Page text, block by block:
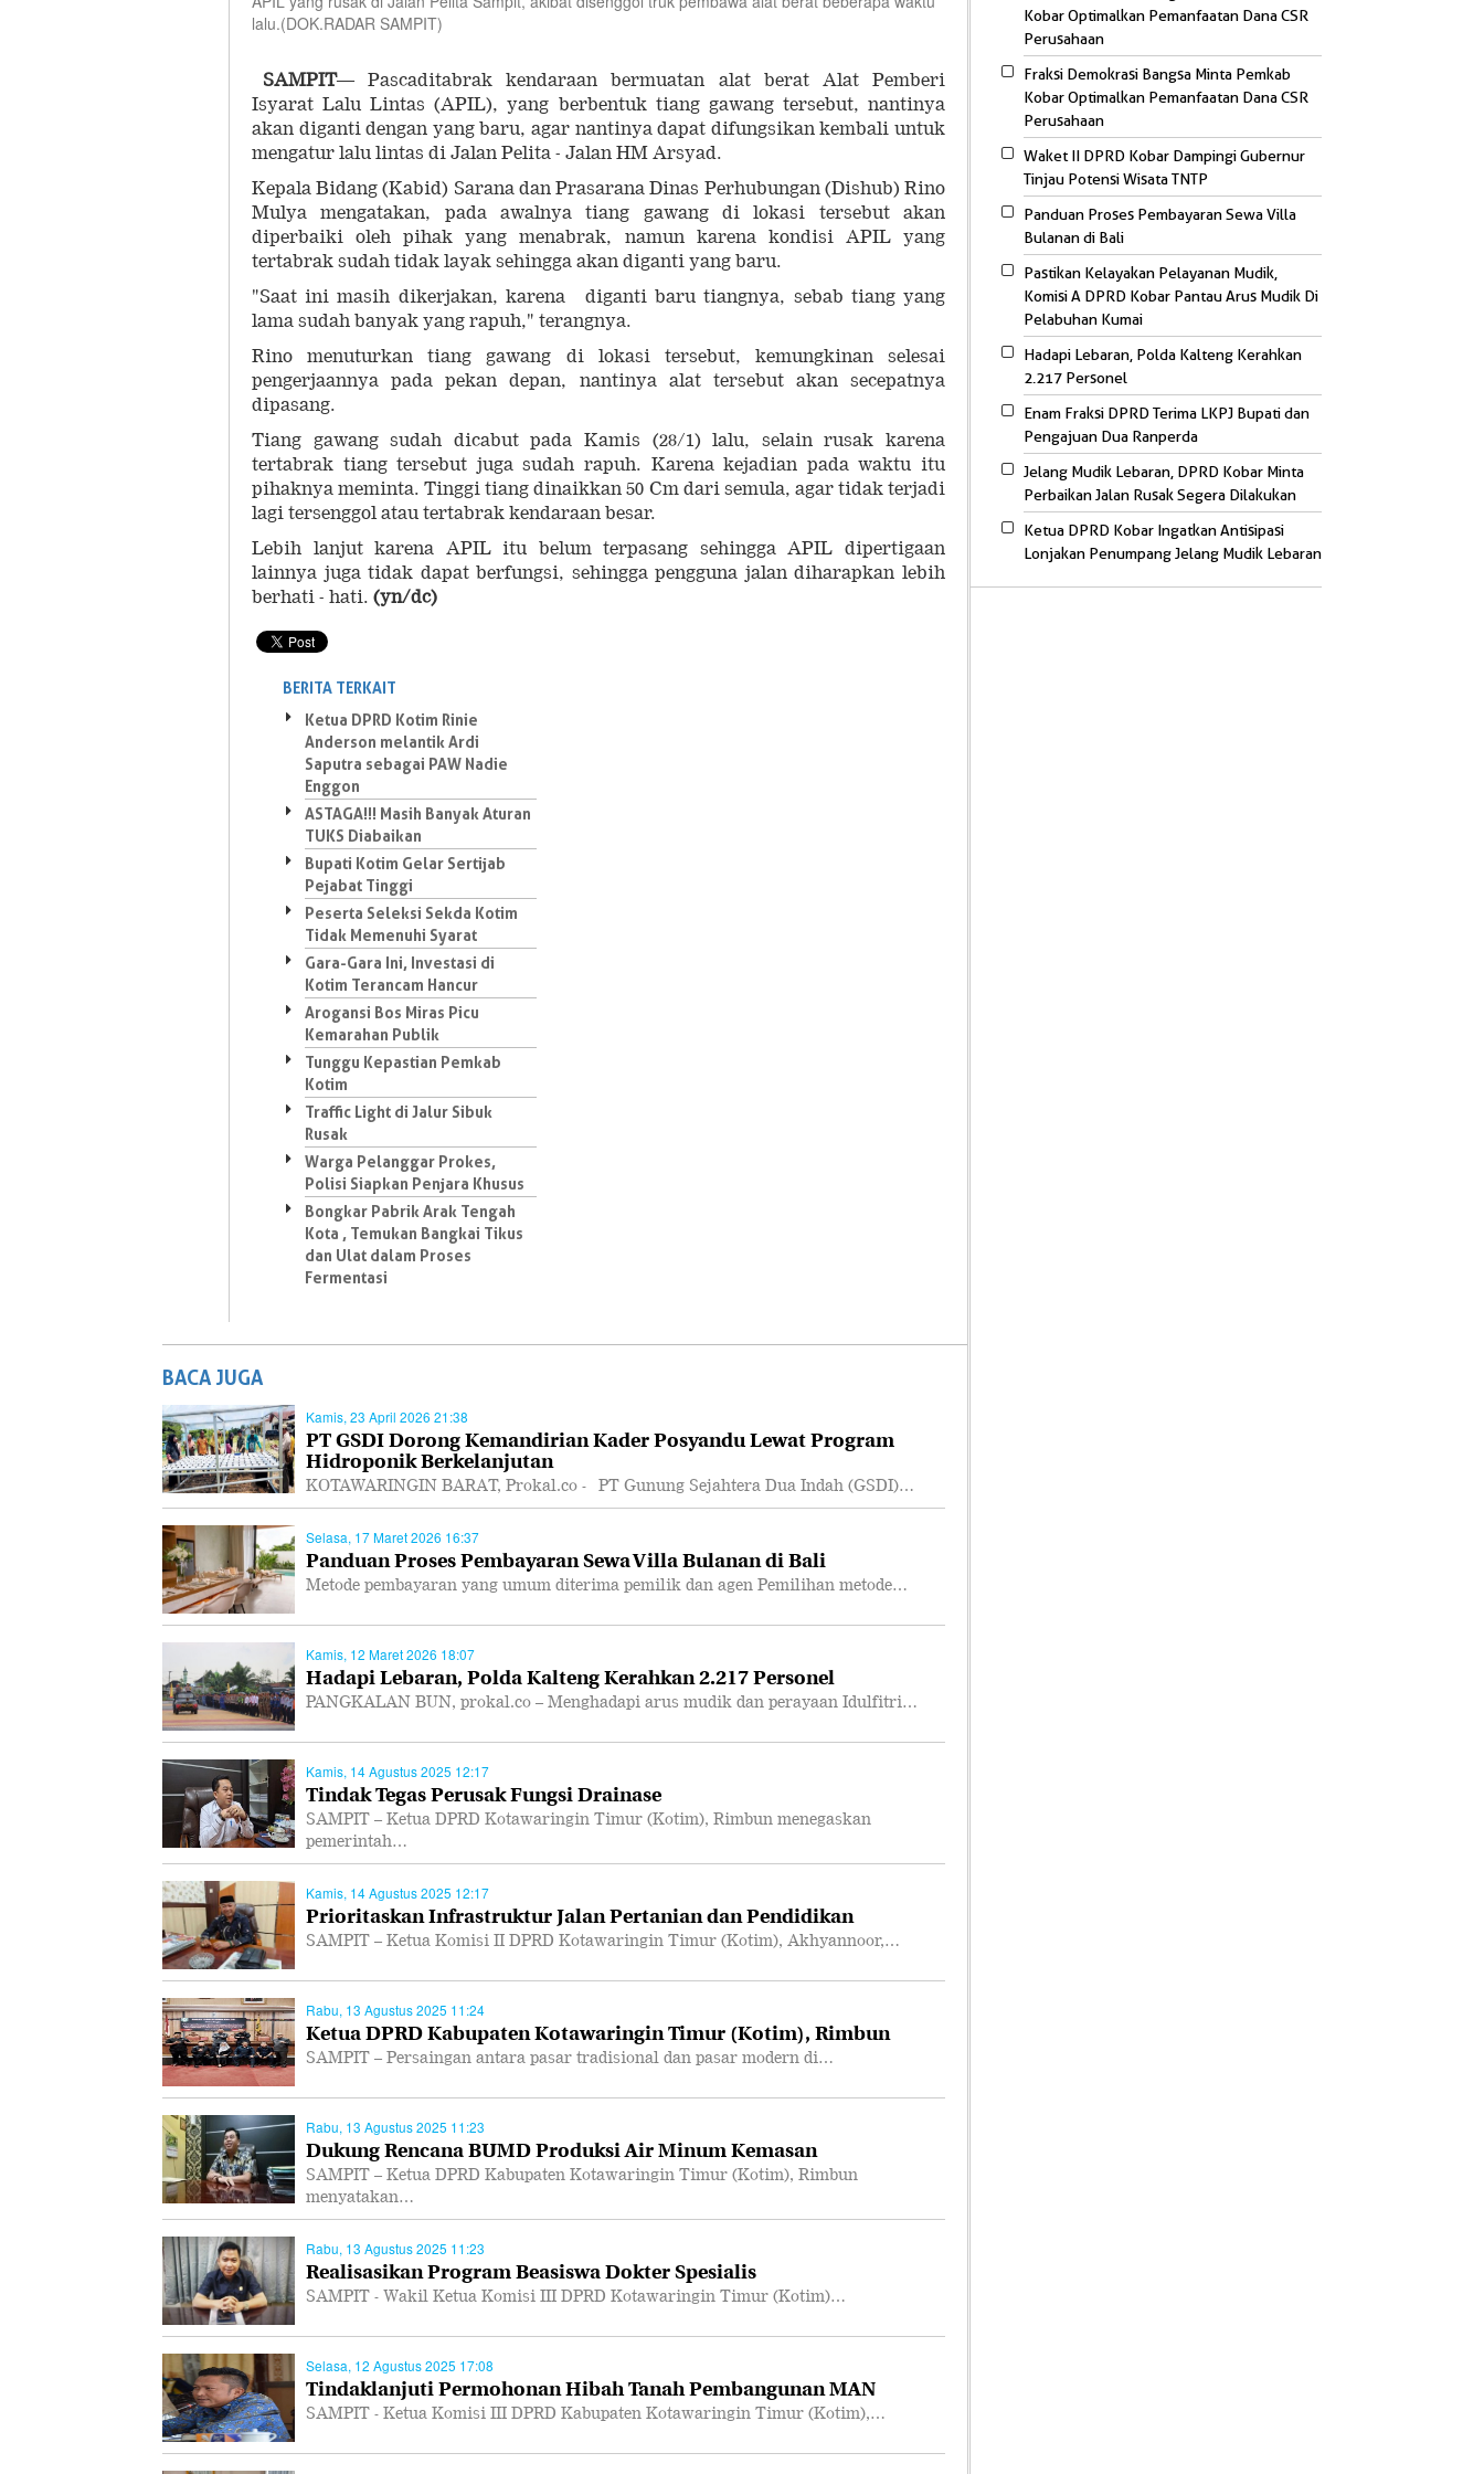
lalu.(DOK.RADAR SAMPIT)
SAMPIT— Pascaditabrak kendaraan bermuatan alat berat Alat Pemberi
Isyarat Lalu Lintas (APIL), yang berbentuk tiang gawang tersebut, nantinya
akan diganti dengan yang baru, agar nantinya dapat difungsikan kembali untuk
mengatur lalu lintas di Jalan Pelita - Jalan HM Arsyad.
Kepala Bidang (Kabid) Sarana dan Prasarana Dinas Perhubungan (Dishub) Rino
Mulya mengatakan, pada awalnya tiang gawang di lokasi tersebut akan
diperbaiki oleh pihak yang menabrak, namun karena kondisi APIL yang
tertabrak sudah tidak layak sehingga akan diganti yang baru.
"Saat ini masih dikerjakan, karena diganti baru tiangnya, sebab tiang yang
lama sudah banyak yang rapuh," terangnya.
Rino menuturkan tiang gawang di lokasi tersebut, kemungkinan selesai
pengerjaannya pada pekan depan, nantinya alat tersebut akan secepatnya
dipasang.
Tiang gawang sudah dicabut pada Kamis (28/1) lalu, selain rusak karena
tertabrak tiang tersebut juga sudah rapuh. Karena kejadian pada waktu itu
pihaknya meminta. Tinggi tiang dinaikkan 50 Cm dari semula, agar tidak terjadi
lagi tersenggol atau tertabrak kendaraan besar.
Lebih lanjut karena APIL itu belum terpasang sehingga APIL dipertigaan
lainnya juga tidak dapat berfungsi, sehingga pengguna jalan diharapkan lebih
berhati - hati. (yn/dc)
BERITA TERKAIT
Ketua DPRD Kotim Rinie
Anderson melantik Ardi
Saputra sebagai PAW Nadie
Enggon
ASTAGA!!! Masih Banyak Aturan
TUKS Diabaikan
Bupati Kotim Gelar Sertijab
Pejabat Tinggi
Peserta Seleksi Sekda Kotim
Tidak Memenuhi Syarat
Gara-Gara Ini, Investasi di
Kotim Terancam Hancur
Arogansi Bos Miras Picu
Kemarahan Publik
Tunggu Kepastian Pemkab
Kotim
Traffic Light di Jalur Sibuk
Rusak
Warga Pelanggar Prokes,
Polisi Siapkan Penjara Khusus
Bongkar Pabrik Arak Tengah
Kota , Temukan Bangkai Tikus
dan Ulat dalam Proses
Fermentasi
BACA JUGA
Kamis, 23 April 2026 21:38
PT GSDI Dorong Kemandirian Kader Posyandu Lewat Program
Hidroponik Berkelanjutan
KOTAWARINGIN BARAT, Prokal.co - PT Gunung Sejahtera Dua Indah (GSDI)…
Selasa, 17 Maret 2026 16:37
Panduan Proses Pembayaran Sewa Villa Bulanan di Bali
Metode pembayaran yang umum diterima pemilik dan agen Pemilihan metode…
Kamis, 12 Maret 2026 18:07
Hadapi Lebaran, Polda Kalteng Kerahkan 2.217 Personel
PANGKALAN BUN, prokal.co – Menghadapi arus mudik dan perayaan Idulfitri…
Kamis, 14 Agustus 2025 12:17
Tindak Tegas Perusak Fungsi Drainase
SAMPIT – Ketua DPRD Kotawaringin Timur (Kotim), Rimbun menegaskan
pemerintah…
Kamis, 14 Agustus 2025 12:17
Prioritaskan Infrastruktur Jalan Pertanian dan Pendidikan
SAMPIT – Ketua Komisi II DPRD Kotawaringin Timur (Kotim), Akhyannoor,…
Rabu, 13 Agustus 2025 11:24
Ketua DPRD Kabupaten Kotawaringin Timur (Kotim), Rimbun
SAMPIT – Persaingan antara pasar tradisional dan pasar modern di…
Rabu, 13 Agustus 2025 11:23
Dukung Rencana BUMD Produksi Air Minum Kemasan
SAMPIT – Ketua DPRD Kabupaten Kotawaringin Timur (Kotim), Rimbun
menyatakan…
Rabu, 13 Agustus 2025 11:23
Realisasikan Program Beasiswa Dokter Spesialis
SAMPIT - Wakil Ketua Komisi III DPRD Kotawaringin Timur (Kotim)…
Selasa, 12 Agustus 2025 17:08
Tindaklanjuti Permohonan Hibah Tanah Pembangunan MAN
SAMPIT - Ketua Komisi III DPRD Kabupaten Kotawaringin Timur (Kotim),…
Kobar Optimalkan Pemanfaatan Dana CSR
Perusahaan
Fraksi Demokrasi Bangsa Minta Pemkab
Kobar Optimalkan Pemanfaatan Dana CSR
Perusahaan
Waket II DPRD Kobar Dampingi Gubernur
Tinjau Potensi Wisata TNTP
Panduan Proses Pembayaran Sewa Villa
Bulanan di Bali
Pastikan Kelayakan Pelayanan Mudik,
Komisi A DPRD Kobar Pantau Arus Mudik Di
Pelabuhan Kumai
Hadapi Lebaran, Polda Kalteng Kerahkan
2.217 Personel
Enam Fraksi DPRD Terima LKPJ Bupati dan
Pengajuan Dua Ranperda
Jelang Mudik Lebaran, DPRD Kobar Minta
Perbaikan Jalan Rusak Segera Dilakukan
Ketua DPRD Kobar Ingatkan Antisipasi
Lonjakan Penumpang Jelang Mudik Lebaran